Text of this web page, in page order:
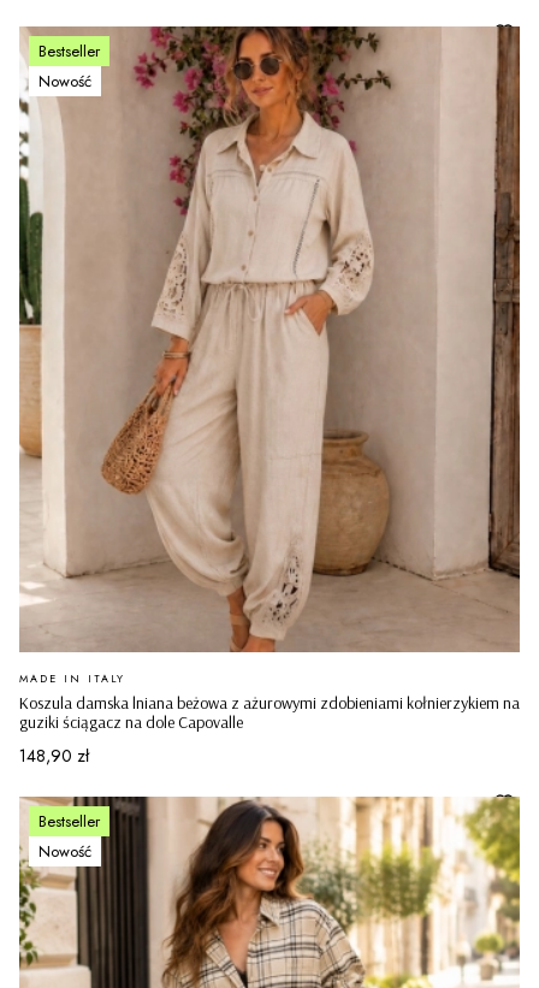
Bestseller
Nowość
Koszula damska lniana beżowa z ażurowymi zdobieniami kołnierzykiem na
guziki ściągacz na dole Capovalle
PRODUCENT
MADE IN ITALY
Cena
148,90 zł
Bestseller
Nowość